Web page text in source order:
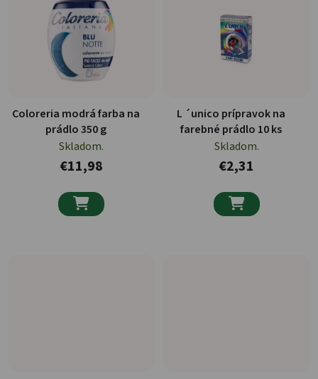
Coloreria modrá farba na
prádlo 350 g
Skladom.
€11,98

L ´unico prípravok na
farebné prádlo 10 ks
Skladom.
€2,31
